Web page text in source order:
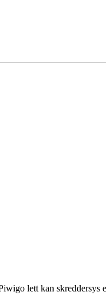
lett kan skreddersys